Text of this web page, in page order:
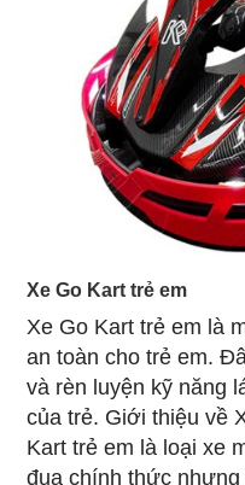
Xe Go Kart trẻ em
Xe Go Kart trẻ em là
an toàn cho trẻ em.
và rèn luyện kỹ năng
của trẻ. Giới thiệu về
Kart trẻ em là loại xe
đua chính thức